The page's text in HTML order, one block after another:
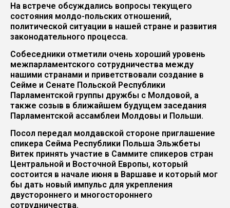
На встрече обсуждались вопросы текущего
состояния молдо-польских отношений,
политической ситуации в нашей стране и развития
законодательного процесса.
Собеседники отметили очень хороший уровень
межпарламентского сотрудничества между
нашими странами и приветствовали создание в
Сейме и Сенате Польской Республики
Парламентской группы дружбы с Молдовой, а
также созыв в ближайшем будущем заседания
Парламентской ассамблеи Молдовы и Польши.
Посол передал молдавской стороне приглашение
спикера Сейма Республики Польша Эльжбеты
Витек принять участие в Саммите спикеров стран
Центральной и Восточной Европы, который
состоится в начале июня в Варшаве и который мог
бы дать новый импульс для укрепления
двустороннего и многостороннего
сотрудничества.